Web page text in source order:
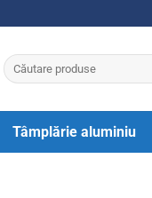
Caută
după:
Tâmplărie aluminiu